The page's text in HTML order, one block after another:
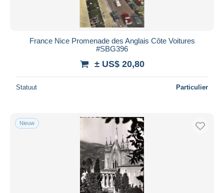
France Nice Promenade des Anglais Côte Voitures
#SBG396
± US$ 20,80
Statuut Particulier
Nieuw